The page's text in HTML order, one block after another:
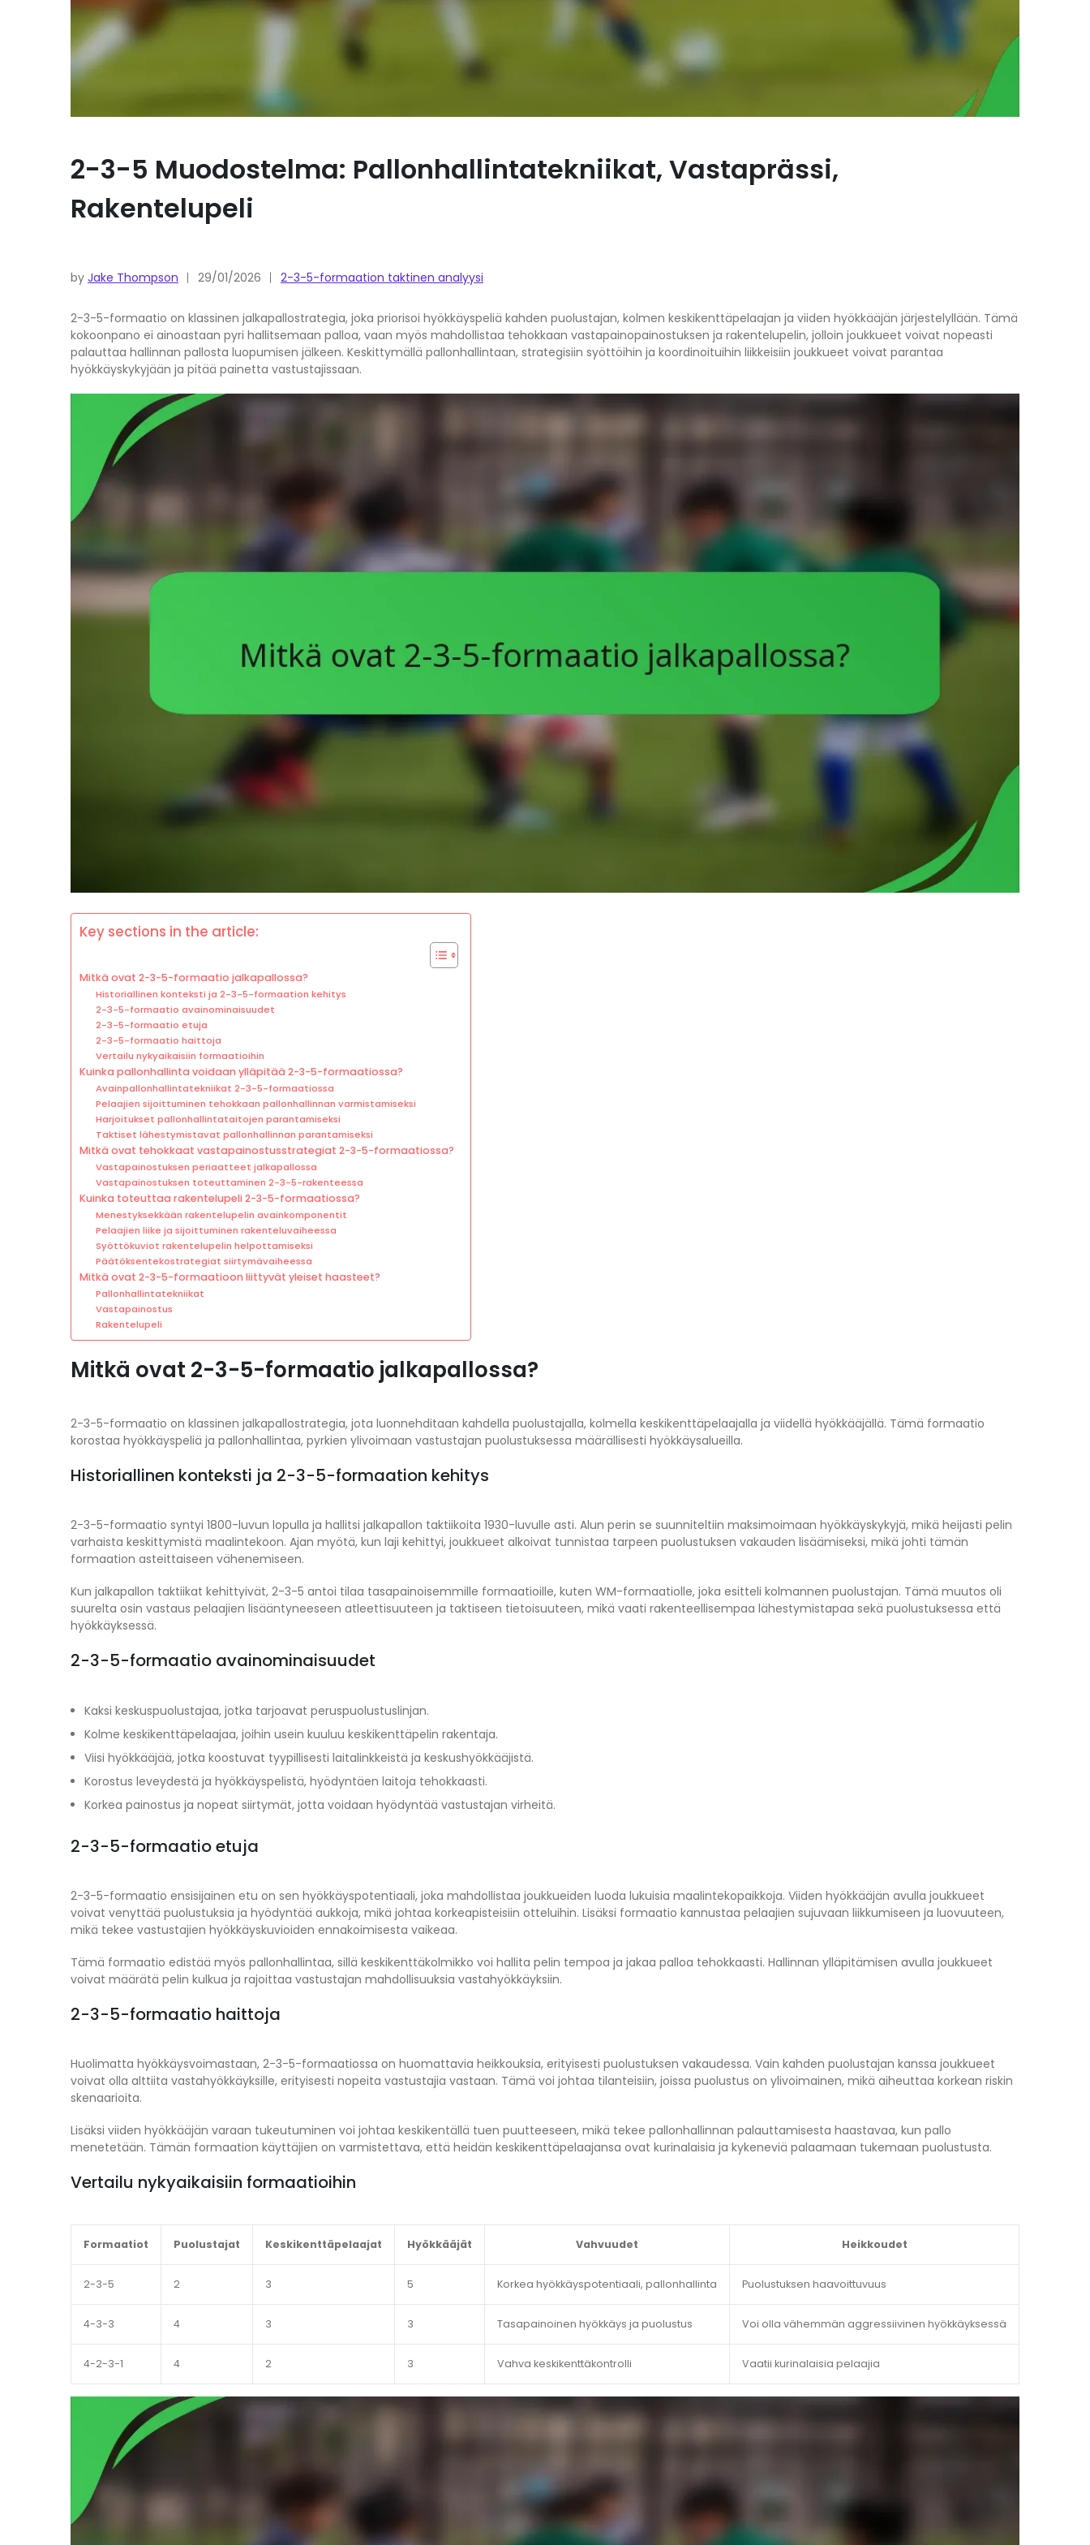
2-3-5 Muodostelma: Pallonhallintatekniikat, Vastaprässi,
Rakentelupeli
by Jake Thompson 29/01/2026 2-3-5-formaation taktinen analyysi
2-3-5-formaatio on klassinen jalkapallostrategia, joka priorisoi hyökkäyspeliä kahden puolustajan, kolmen keskikenttäpelaajan ja viiden hyökkääjän järjestelyllään. Tämä
kokoonpano ei ainoastaan pyri hallitsemaan palloa, vaan myös mahdollistaa tehokkaan vastapainopainostuksen ja rakentelupelin, jolloin joukkueet voivat nopeasti
palauttaa hallinnan pallosta luopumisen jälkeen. Keskittymällä pallonhallintaan, strategisiin syöttöihin ja koordinoituihin liikkeisiin joukkueet voivat parantaa
hyökkäyskykyjään ja pitää painetta vastustajissaan.
Key sections in the article:
Mitkä ovat 2-3-5-formaatio jalkapallossa?
Historiallinen konteksti ja 2-3-5-formaation kehitys
2-3-5-formaatio avainominaisuudet
2-3-5-formaatio etuja
2-3-5-formaatio haittoja
Vertailu nykyaikaisiin formaatioihin
Kuinka pallonhallinta voidaan ylläpitää 2-3-5-formaatiossa?
Avainpallonhallintatekniikat 2-3-5-formaatiossa
Pelaajien sijoittuminen tehokkaan pallonhallinnan varmistamiseksi
Harjoitukset pallonhallintataitojen parantamiseksi
Taktiset lähestymistavat pallonhallinnan parantamiseksi
Mitkä ovat tehokkaat vastapainostusstrategiat 2-3-5-formaatiossa?
Vastapainostuksen periaatteet jalkapallossa
Vastapainostuksen toteuttaminen 2-3-5-rakenteessa
Kuinka toteuttaa rakentelupeli 2-3-5-formaatiossa?
Menestyksekkään rakentelupelin avainkomponentit
Pelaajien liike ja sijoittuminen rakenteluvaiheessa
Syöttökuviot rakentelupelin helpottamiseksi
Päätöksentekostrategiat siirtymävaiheessa
Mitkä ovat 2-3-5-formaatioon liittyvät yleiset haasteet?
Pallonhallintatekniikat
Vastapainostus
Rakentelupeli
Mitkä ovat 2-3-5-formaatio jalkapallossa?
2-3-5-formaatio on klassinen jalkapallostrategia, jota luonnehditaan kahdella puolustajalla, kolmella keskikenttäpelaajalla ja viidellä hyökkääjällä. Tämä formaatio
korostaa hyökkäyspeliä ja pallonhallintaa, pyrkien ylivoimaan vastustajan puolustuksessa määrällisesti hyökkäysalueilla.
Historiallinen konteksti ja 2-3-5-formaation kehitys
2-3-5-formaatio syntyi 1800-luvun lopulla ja hallitsi jalkapallon taktiikoita 1930-luvulle asti. Alun perin se suunniteltiin maksimoimaan hyökkäyskykyjä, mikä heijasti pelin
varhaista keskittymistä maalintekoon. Ajan myötä, kun laji kehittyi, joukkueet alkoivat tunnistaa tarpeen puolustuksen vakauden lisäämiseksi, mikä johti tämän
formaation asteittaiseen vähenemiseen.
Kun jalkapallon taktiikat kehittyivät, 2-3-5 antoi tilaa tasapainoisemmille formaatioille, kuten WM-formaatiolle, joka esitteli kolmannen puolustajan. Tämä muutos oli
suurelta osin vastaus pelaajien lisääntyneeseen atleettisuuteen ja taktiseen tietoisuuteen, mikä vaati rakenteellisempaa lähestymistapaa sekä puolustuksessa että
hyökkäyksessä.
2-3-5-formaatio avainominaisuudet
Kaksi keskuspuolustajaa, jotka tarjoavat peruspuolustuslinjan.
Kolme keskikenttäpelaajaa, joihin usein kuuluu keskikenttäpelin rakentaja.
Viisi hyökkääjää, jotka koostuvat tyypillisesti laitalinkkeistä ja keskushyökkääjistä.
Korostus leveydestä ja hyökkäyspelistä, hyödyntäen laitoja tehokkaasti.
Korkea painostus ja nopeat siirtymät, jotta voidaan hyödyntää vastustajan virheitä.
2-3-5-formaatio etuja
2-3-5-formaatio ensisijainen etu on sen hyökkäyspotentiaali, joka mahdollistaa joukkueiden luoda lukuisia maalintekopaikkoja. Viiden hyökkääjän avulla joukkueet
voivat venyttää puolustuksia ja hyödyntää aukkoja, mikä johtaa korkeapisteisiin otteluihin. Lisäksi formaatio kannustaa pelaajien sujuvaan liikkumiseen ja luovuuteen,
mikä tekee vastustajien hyökkäyskuvioiden ennakoimisesta vaikeaa.
Tämä formaatio edistää myös pallonhallintaa, sillä keskikenttäkolmikko voi hallita pelin tempoa ja jakaa palloa tehokkaasti. Hallinnan ylläpitämisen avulla joukkueet
voivat määrätä pelin kulkua ja rajoittaa vastustajan mahdollisuuksia vastahyökkäyksiin.
2-3-5-formaatio haittoja
Huolimatta hyökkäysvoimastaan, 2-3-5-formaatiossa on huomattavia heikkouksia, erityisesti puolustuksen vakaudessa. Vain kahden puolustajan kanssa joukkueet
voivat olla alttiita vastahyökkäyksille, erityisesti nopeita vastustajia vastaan. Tämä voi johtaa tilanteisiin, joissa puolustus on ylivoimainen, mikä aiheuttaa korkean riskin
skenaarioita.
Lisäksi viiden hyökkääjän varaan tukeutuminen voi johtaa keskikentällä tuen puutteeseen, mikä tekee pallonhallinnan palauttamisesta haastavaa, kun pallo
menetetään. Tämän formaation käyttäjien on varmistettava, että heidän keskikenttäpelaajansa ovat kurinalaisia ja kykeneviä palaamaan tukemaan puolustusta.
Vertailu nykyaikaisiin formaatioihin
Formaatiot Puolustajat Keskikenttäpelaajat Hyökkääjät Vahvuudet Heikkoudet
2-3-5 2 3 5 Korkea hyökkäyspotentiaali, pallonhallinta Puolustuksen haavoittuvuus
4-3-3 4 3 3 Tasapainoinen hyökkäys ja puolustus Voi olla vähemmän aggressiivinen hyökkäyksessä
4-2-3-1 4 2 3 Vahva keskikenttäkontrolli Vaatii kurinalaisia pelaajia